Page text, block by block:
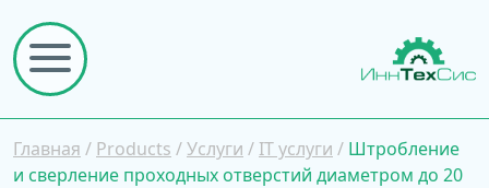
Главная / Products /Услуги / IT услуги / Штробление
и сверление проходных отверстий диаметром до 20